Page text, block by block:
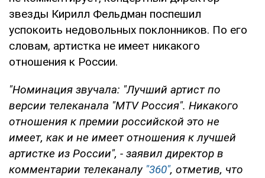
звезды Кирилл Фельдман поспешил
успокоить недовольных поклонников. По его
словам, артистка не имеет никакого
отношения к России.
"Номинация звучала: "Лучший артист по
версии телеканала "MTV Россия". Никакого
отношения к премии российской это не
имеет, как и не имеет отношения к лучшей
артистке из России", - заявил директор в
комментарии телеканалу "360", отметив, что